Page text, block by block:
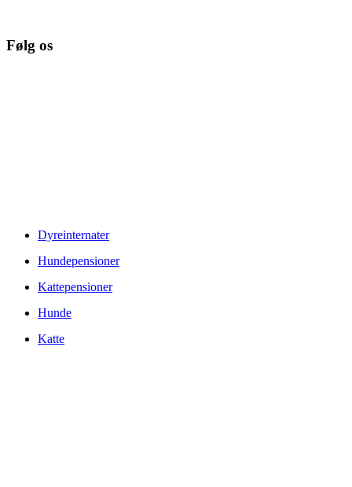
Følg os
Dyreinternater
Hundepensioner
Kattepensioner
Hunde
Katte